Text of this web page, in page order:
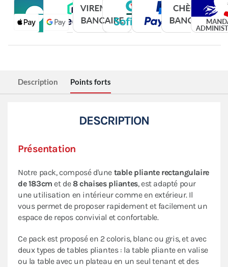
Description Points forts
DESCRIPTION
Présentation
Notre pack, composé d'une table pliante rectangulaire
de 183cm et de8 chaises pliantes, est adapté pour
une utilisation en intérieur comme en extérieur. Il
vous permet de proposer rapidement et facilement un
espace de repos convivial et confortable.
Ce pack est proposé en 2 coloris, blanc ou gris, et avec
deux types de tables pliantes : la table pliante en valise
ou la table avec un plateau en un seul tenant et des